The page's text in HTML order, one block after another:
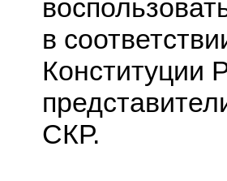
в
Конституции
СКР.